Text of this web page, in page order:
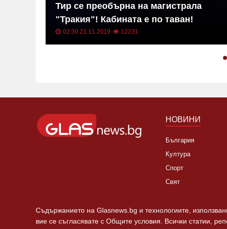
Тир се преобърна на магистрала
"Тракия"! Кабината е по таван!
02:30 21.11.2019 12231
НОВИНИ
България
Култура
Спорт
Свят
Съдържанието на Glasnews.bg и технологиите,
вие се съгласявате с Общите условия. Всички статии,